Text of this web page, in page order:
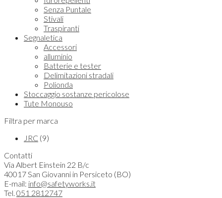
Senza Puntale
Stivali
Traspiranti
Segnaletica
Accessori
alluminio
Batterie e tester
Delimitazioni stradali
Polionda
Stoccaggio sostanze pericolose
Tute Monouso
Filtra per marca
JRC (9)
Contatti
Via Albert Einstein 22 B/c
40017 San Giovanni in Persiceto (BO)
E-mail: info@safetyworks.it
Tel. 051 2812747